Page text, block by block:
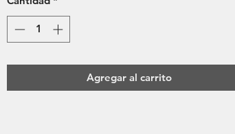
Agregar al carrito